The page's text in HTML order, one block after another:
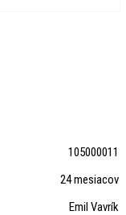
105000011
24 mesiacov
Emil Vavrík